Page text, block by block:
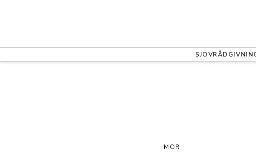
SJOV
MOR